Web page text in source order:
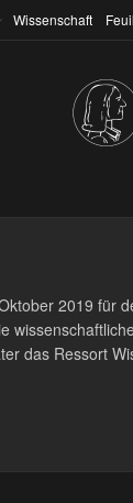
Wissenschaft
2019 für
das Ressort